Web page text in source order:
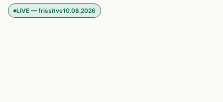
LIVE — frissítve10.08.2026